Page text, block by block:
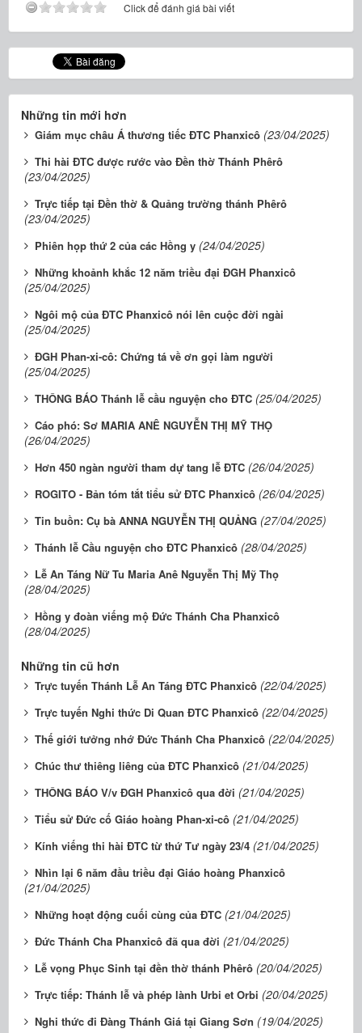
Click để đánh giá bài viết
Những tin mới hơn
Giám mục châu Á thương tiếc ĐTC Phanxicô (23/04/2025)
Thi hài ĐTC được rước vào Đền thờ Thánh Phêrô
(23/04/2025)
Trực tiếp tại Đền thờ & Quảng trường thánh Phêrô
(23/04/2025)
Phiên họp thứ 2 của các Hồng y (24/04/2025)
Những khoảnh khắc 12 năm triều đại ĐGH Phanxicô
(25/04/2025)
Ngôi mộ của ĐTC Phanxicô nói lên cuộc đời ngài
(25/04/2025)
ĐGH Phan-xi-cô: Chứng tá về ơn gọi làm người
(25/04/2025)
THÔNG BÁO Thánh lễ cầu nguyện cho ĐTC (25/04/2025)
Cáo phó: Sơ MARIA ANÊ NGUYỄN THỊ MỸ THỌ
(26/04/2025)
Hơn 450 ngàn người tham dự tang lễ ĐTC (26/04/2025)
ROGITO - Bản tóm tắt tiểu sử ĐTC Phanxicô (26/04/2025)
Tin buồn: Cụ bà ANNA NGUYỄN THỊ QUẢNG (27/04/2025)
Thánh lễ Cầu nguyện cho ĐTC Phanxicô (28/04/2025)
Lễ An Táng Nữ Tu Maria Anê Nguyễn Thị Mỹ Thọ
(28/04/2025)
Hồng y đoàn viếng mộ Đức Thánh Cha Phanxicô
(28/04/2025)
Những tin cũ hơn
Trực tuyến Thánh Lễ An Táng ĐTC Phanxicô (22/04/2025)
Trực tuyến Nghi thức Di Quan ĐTC Phanxicô (22/04/2025)
Thế giới tưởng nhớ Đức Thánh Cha Phanxicô (22/04/2025)
Chúc thư thiêng liêng của ĐTC Phanxicô (21/04/2025)
THÔNG BÁO V/v ĐGH Phanxicô qua đời (21/04/2025)
Tiểu sử Đức cố Giáo hoàng Phan-xi-cô (21/04/2025)
Kính viếng thi hài ĐTC từ thứ Tư ngày 23/4 (21/04/2025)
Nhìn lại 6 năm đầu triều đại Giáo hoàng Phanxicô
(21/04/2025)
Những hoạt động cuối cùng của ĐTC (21/04/2025)
Đức Thánh Cha Phanxicô đã qua đời (21/04/2025)
Lễ vọng Phục Sinh tại đền thờ thánh Phêrô (20/04/2025)
Trực tiếp: Thánh lễ và phép lành Urbi et Orbi (20/04/2025)
Nghi thức đi Đàng Thánh Giá tại Giang Sơn (19/04/2025)